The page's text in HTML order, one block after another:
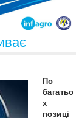
По
багатьо
х
позиці